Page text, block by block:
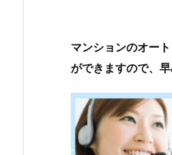
マンションのオー
ができますので、